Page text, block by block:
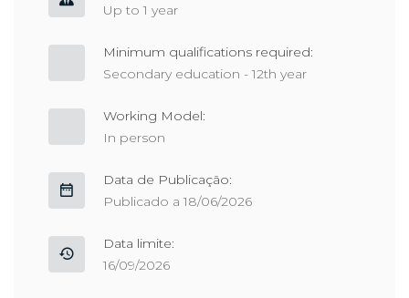
Up to 1 year
Minimum qualifications required:
Secondary education - 12th year
Working Model:
In person
Data de Publicação:
Publicado a 18/06/2026
Data limite:
16/09/2026